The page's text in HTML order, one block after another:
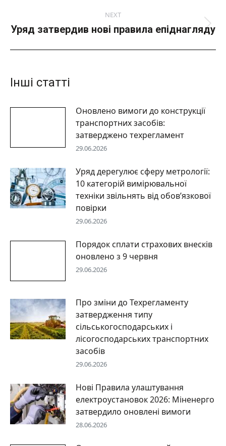
NEXT
Next
Уряд затвердив нові правила епіднагляду
Інші статті
Оновлено вимоги до конструкції
транспортних засобів:
затверджено техрегламент
29.06.2026
Уряд дерегулює сферу метрології:
10 категорій вимірювальної
техніки звільнять від обов’язкової
повірки
29.06.2026
Порядок сплати страхових внесків
оновлено з 9 червня
29.06.2026
Про зміни до Техрегламенту
затвердження типу
сільськогосподарських і
лісогосподарських транспортних
засобів
29.06.2026
Нові Правила улаштування
електроустановок 2026: Міненерго
затвердило оновлені вимоги
28.06.2026